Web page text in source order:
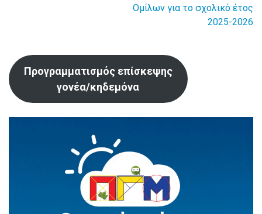
Ομίλων για το σχολικό έτος
2025-2026
Προγραμματισμός επίσκεψης
γονέα/κηδεμόνα